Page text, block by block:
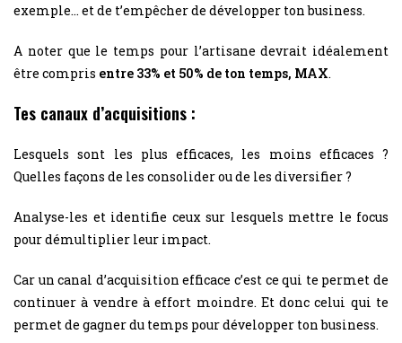
exemple… et de t’empêcher de développer ton business.
A noter que le temps pour l’artisane devrait idéalement
être compris entre 33% et 50% de ton temps, MAX.
Tes canaux d’acquisitions :
Lesquels sont les plus efficaces, les moins efficaces ?
Quelles façons de les consolider ou de les diversifier ?
Analyse-les et identifie ceux sur lesquels mettre le focus
pour démultiplier leur impact.
Car un canal d’acquisition efficace c’est ce qui te permet de
continuer à vendre à effort moindre. Et donc celui qui te
permet de gagner du temps pour développer ton business.